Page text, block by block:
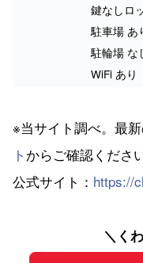
鍵なしロ
駐車場 あ
駐輪場 な
WiFi あり
※当サイト調べ。最
ト からご確認ください
公式サイト： https://
＼く